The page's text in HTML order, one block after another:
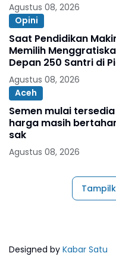
Agustus 08, 2026
Opini
Saat Pendidikan
Memilih
Depan 250 Santri di
Agustus 08, 2026
Aceh
Semen mulai
harga masih
sak
Agustus 08, 2026
Designed by Kabar Satu